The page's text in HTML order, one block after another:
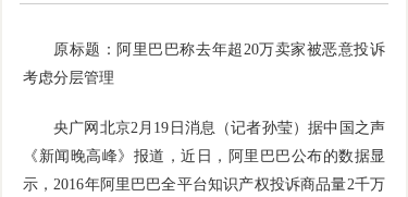
原标题：阿里巴巴称去年超20万卖家被恶意投诉
考虑分层管理
央广网北京2月19日消息（记者孙莹）据中国之声
《新闻晚高峰》报道，近日，阿里巴巴公布的数据显
示，2016年阿里巴巴全平台知识产权投诉商品量2千万